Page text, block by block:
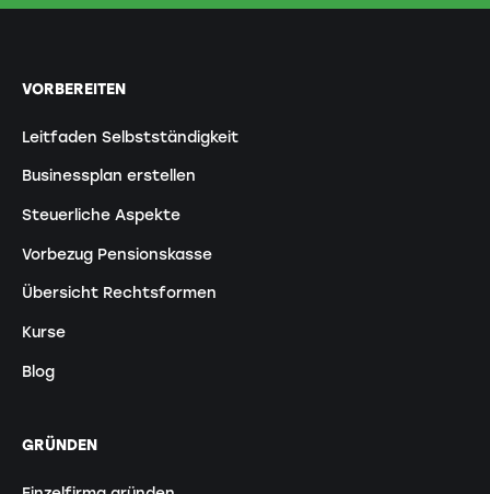
VORBEREITEN
Leitfaden Selbstständigkeit
Businessplan erstellen
Steuerliche Aspekte
Vorbezug Pensionskasse
Übersicht Rechtsformen
Kurse
Blog
GRÜNDEN